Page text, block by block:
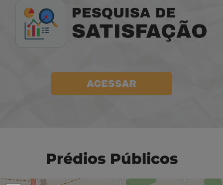
Prédios Públicos